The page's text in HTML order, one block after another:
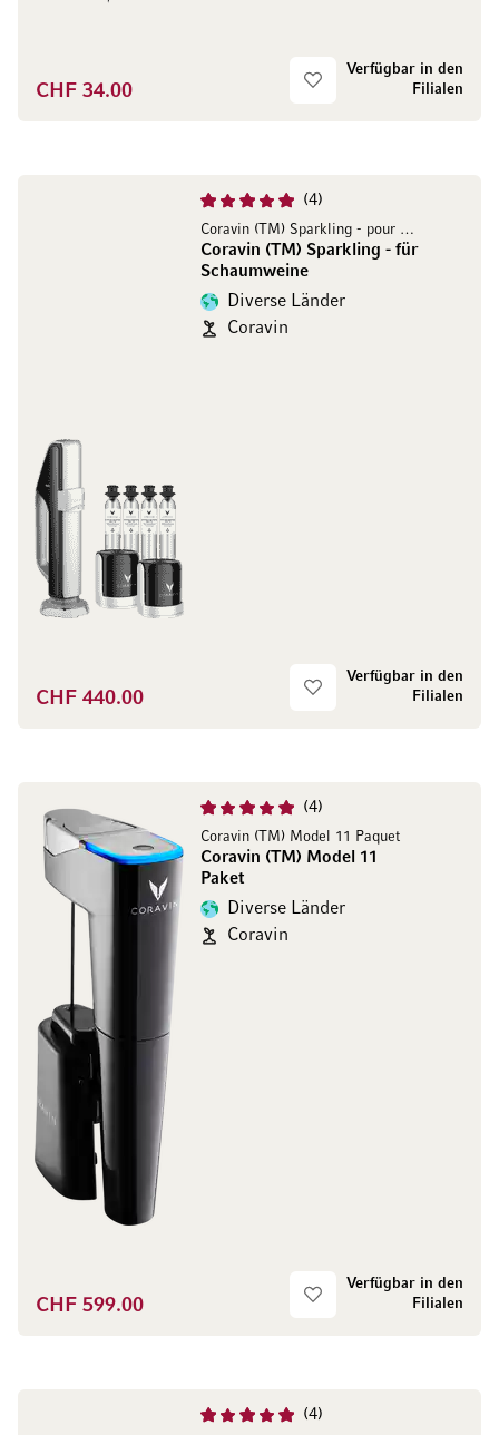
CHF 34.00
Verfügbar in den
Filialen
4
Coravin (TM) Sparkling - pour mousseux
Coravin (TM) Sparkling - für
Schaumweine
Diverse Länder
Coravin
CHF 440.00
Verfügbar in den
Filialen
4
Coravin (TM) Model 11 Paquet
Coravin (TM) Model 11
Paket
Diverse Länder
Coravin
CHF 599.00
Verfügbar in den
Filialen
4